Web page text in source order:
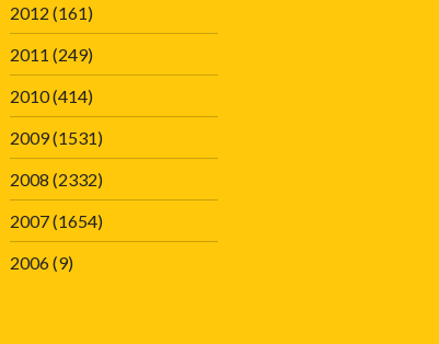
2012 (161)
2011 (249)
2010(414)
2009(1531)
2008 (2332)
2007(1654)
2006(9)